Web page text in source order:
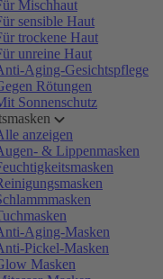
Mischhaut
sensible Haut
trockene Haut
unreine Haut
Aging-Gesichtspflege
Rötungen
Sonnenschutz
anzeigen
& Lippenmasken
Aging-Masken
Pickel-Masken
Masken